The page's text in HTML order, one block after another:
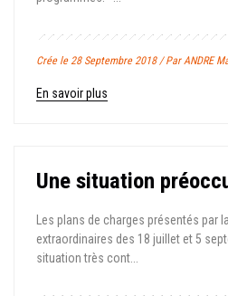
Crée le 28 Septembre 2018 / Par ANDRE
En savoir plus
Une situation
Les plans de charges présentés par
extraordinaires des 18 juillet et 5
situation très cont...